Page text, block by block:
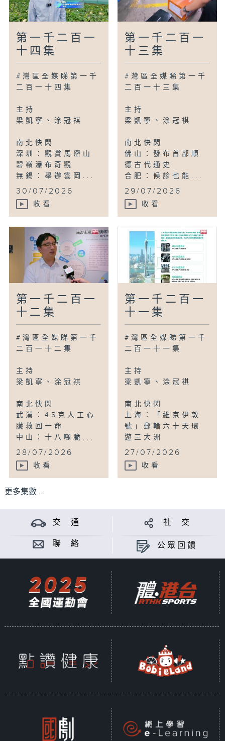
第一千二百一
十四集
#灣區全媒睇第一千
二百一十四集
主持
梁凱寧、涂冠祺
南北快閃
深圳：觀賞馬巒山
碧嶺瀑布奇觀
無錫：舉辦雲岡...
30/07/2026
收看
第一千二百一
十三集
#灣區全媒睇第一千
二百一十三集
主持
梁凱寧、涂冠祺
南北快閃
佛山：發布首部順
德古代通史
合肥：候診也能...
29/07/2026
收看
第一千二百一
十二集
#灣區全媒睇第一千
二百一十二集
主持
梁凱寧、涂冠祺
南北快閃
武漢：45克人工心
臟救回一命
中山：十八噸脆...
28/07/2026
收看
第一千二百一
十一集
#灣區全媒睇第一千
二百一十一集
主持
梁凱寧、涂冠祺
南北快閃
上海：「維京伊敦
號」郵輪六十天環
遊三大洲
...
27/07/2026
收看
更多集數 ...
交 通 社 交
聯 絡 公眾回饋